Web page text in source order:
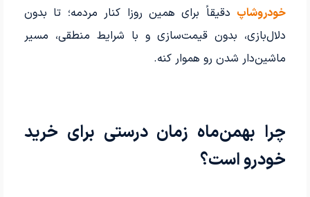
خودروشاپ دقیقاً برای همین روزا کنار مردمه؛ تا بدون
دلال‌بازی، بدون قیمت‌سازی و با شرایط منطقی، مسیر
ماشین‌دار شدن رو هموار کنه.
چرا بهمن‌ماه زمان درستی برای خرید
خودرو است؟